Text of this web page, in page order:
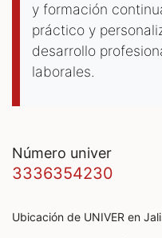
y formación
práctico y
desarrollo
laborales.
número univer
3336354230
Ubicación de UNIVER en